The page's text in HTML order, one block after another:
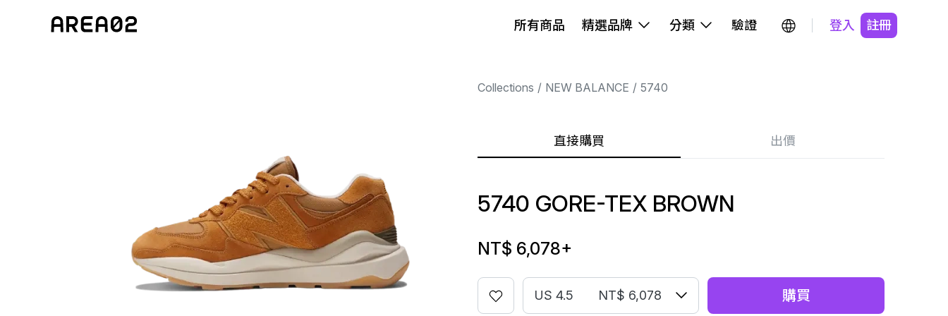
所有商品 精選品牌 分類 驗證 登入 註冊
Collections NEW BALANCE 5740
直接購買 出價
5740 GORE-TEX BROWN
NT$ 6,078+
US 4.5 NT$ 6,078 購買